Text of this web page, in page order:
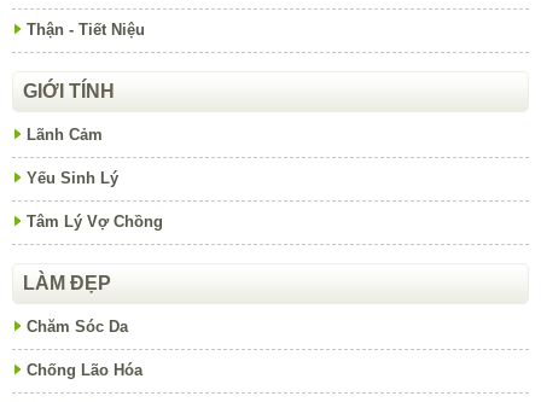
Thận - Tiết Niệu
GIỚI TÍNH
Lãnh Cảm
Yếu Sinh Lý
Tâm Lý Vợ Chồng
LÀM ĐẸP
Chăm Sóc Da
Chống Lão Hóa